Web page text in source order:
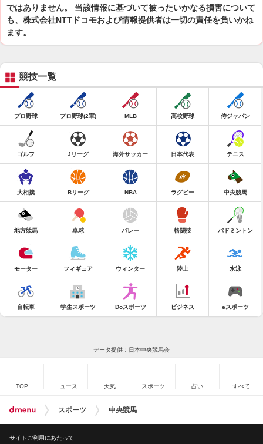
ではありません。 当該情報に基づいて被ったいかなる損害について
も、株式会社NTTドコモおよび情報提供者は一切の責任を負いかね
ます。
競技一覧
プロ野球 プロ野球(2軍) MLB 高校野球 侍ジャパン
ゴルフ Jリーグ 海外サッカー 日本代表 テニス
大相撲 Bリーグ NBA ラグビー 中央競馬
地方競馬 卓球 バレー 格闘技 バドミントン
モーター フィギュア ウィンター 陸上 水泳
自転車 学生スポーツ Doスポーツ ビジネス eスポーツ
データ提供：日本中央競馬会
TOP ニュース 天気 スポーツ 占い すべて
スポーツ 中央競馬
サイトご利用にあたって